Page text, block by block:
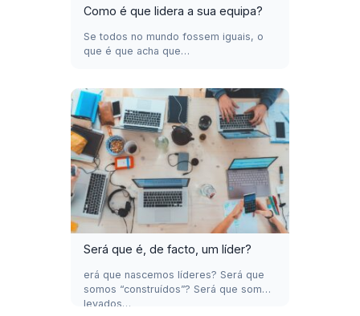
Como é que lidera a sua equipa?
Se todos no mundo fossem iguais, o
que é que acha que…
Será que é, de facto, um líder?
erá que nascemos líderes? Será que
somos “construídos”? Será que somos
levados…